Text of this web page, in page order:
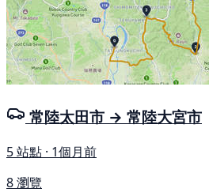
常陸太田市 → 常陸大宮市
5 站點 · 1個月前
8 瀏覽